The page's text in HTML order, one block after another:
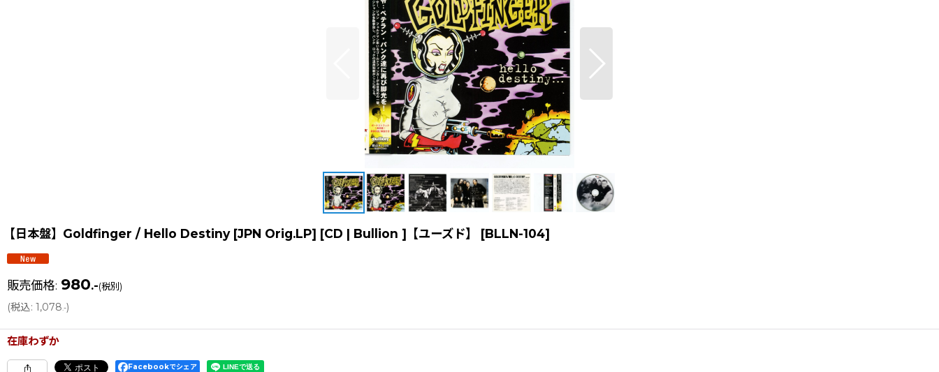
【日本盤】Goldfinger / Hello Destiny [JPN Orig.LP] [CD | Bullion ]【ユーズド】 [BLLN-104]
販売価格: 980.-(税別)
(税込: 1,078.-)
在庫わずか
Facebookでシェア